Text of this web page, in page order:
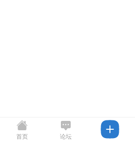
首页 论坛